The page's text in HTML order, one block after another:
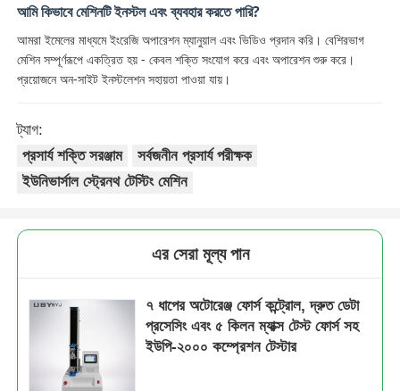
আমি কিভাবে মেশিনটি ইনস্টল এবং ব্যবহার করতে পারি?
আমরা ইমেলের মাধ্যমে ইংরেজি অপারেশন ম্যানুয়াল এবং ভিডিও প্রদান করি। বেশিরভাগ
মেশিন সম্পূর্ণরূপে একত্রিত হয় - কেবল শক্তি সংযোগ করে এবং অপারেশন শুরু করে।
প্রয়োজনে অন-সাইট ইনস্টলেশন সহায়তা পাওয়া যায়।
ট্যাগ:
প্রসার্য শক্তি সরঞ্জাম
সর্বজনীন প্রসার্য পরীক্ষক
ইউনিভার্সাল স্ট্রেনথ টেস্টিং মেশিন
এর সেরা মূল্য পান
৭ ধাপের অটোরেঞ্জ ফোর্স কন্ট্রোল, দ্রুত ডেটা
প্রসেসিং এবং ৫ কিলন ম্যাক্স টেস্ট ফোর্স সহ
ইউপি-২০০০ কম্প্রেশন টেস্টার